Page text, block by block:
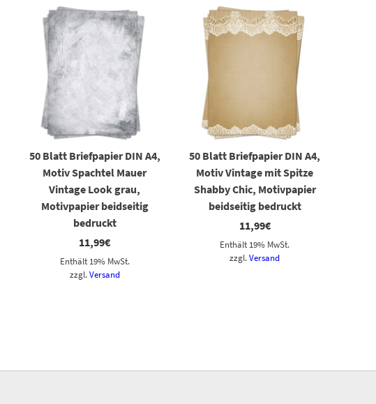
50 Blatt Briefpapier DIN A4,
Motiv Spachtel Mauer
Vintage Look grau,
Motivpapier beidseitig
bedruckt
11,99€
Enthält 19% MwSt.
zzgl.Versand
50 Blatt Briefpapier DIN A4,
Motiv Vintage mit Spitze
Shabby Chic, Motivpapier
beidseitig bedruckt
11,99€
Enthält 19% MwSt.
zzgl.Versand